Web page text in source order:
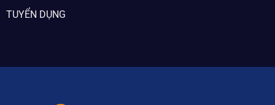
TUYỂN DỤNG